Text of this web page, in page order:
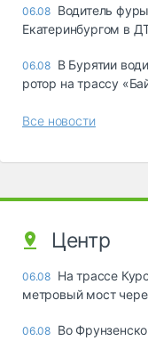
06.08 Водитель
Екатеринбургом в
06.08 В Бурятии
ротор на трассу
Все новости
Центр
06.08 На трассе
метровый мост
06.08 Во